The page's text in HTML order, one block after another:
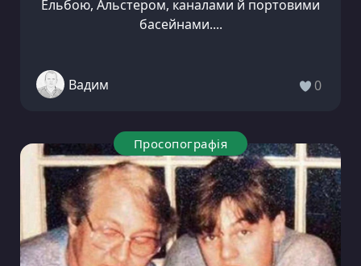
Ельбою, Альстером, каналами й портовими
басейнами....
Вадим 0
Просопографія